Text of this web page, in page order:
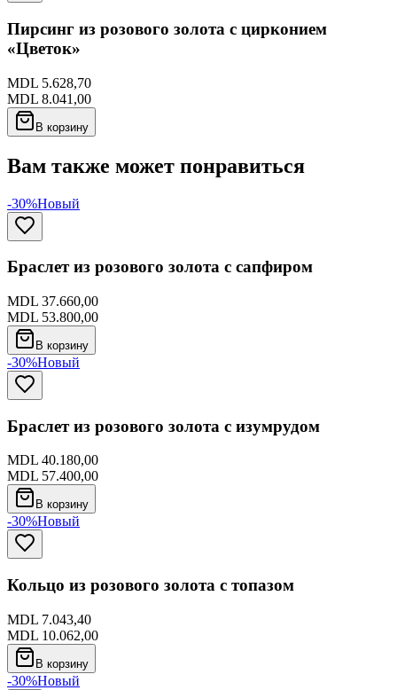
Пирсинг из розового золота с цирконием
«Цветок»
MDL 5.628,70
MDL 8.041,00
В корзину
Вам также может понравиться
-30%Новый
Браслет из розового золота с сапфиром
MDL 37.660,00
MDL 53.800,00
В корзину
-30%Новый
Браслет из розового золота с изумрудом
MDL 40.180,00
MDL 57.400,00
В корзину
-30%Новый
Кольцо из розового золота с топазом
MDL 7.043,40
MDL 10.062,00
В корзину
-30%Новый